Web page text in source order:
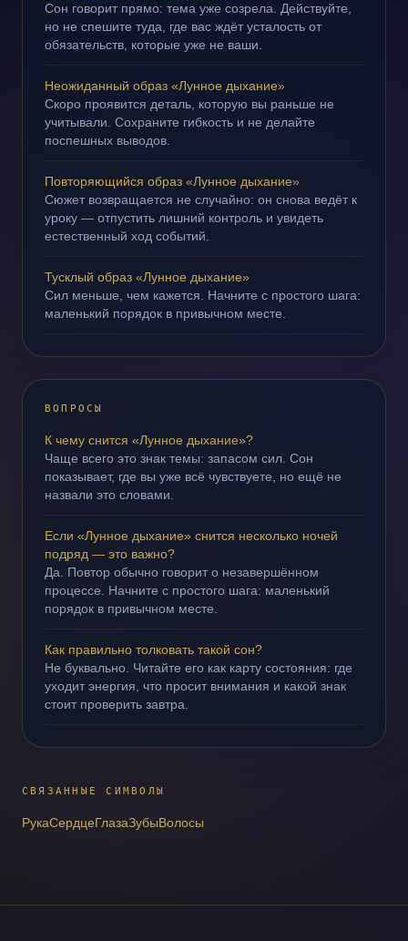
Сон говорит прямо: тема уже созрела. Действуйте,
но не спешите туда, где вас ждёт усталость от
обязательств, которые уже не ваши.
Неожиданный образ «Лунное дыхание»
Скоро проявится деталь, которую вы раньше не
учитывали. Сохраните гибкость и не делайте
поспешных выводов.
Повторяющийся образ «Лунное дыхание»
Сюжет возвращается не случайно: он снова ведёт к
уроку — отпустить лишний контроль и увидеть
естественный ход событий.
Тусклый образ «Лунное дыхание»
Сил меньше, чем кажется. Начните с простого шага:
маленький порядок в привычном месте.
ВОПРОСЫ
К чему снится «Лунное дыхание»?
Чаще всего это знак темы: запасом сил. Сон
показывает, где вы уже всё чувствуете, но ещё не
назвали это словами.
Если «Лунное дыхание» снится несколько ночей
подряд — это важно?
Да. Повтор обычно говорит о незавершённом
процессе. Начните с простого шага: маленький
порядок в привычном месте.
Как правильно толковать такой сон?
Не буквально. Читайте его как карту состояния: где
уходит энергия, что просит внимания и какой знак
стоит проверить завтра.
СВЯЗАННЫЕ СИМВОЛЫ
РукаСердцеГлазаЗубыВолосы